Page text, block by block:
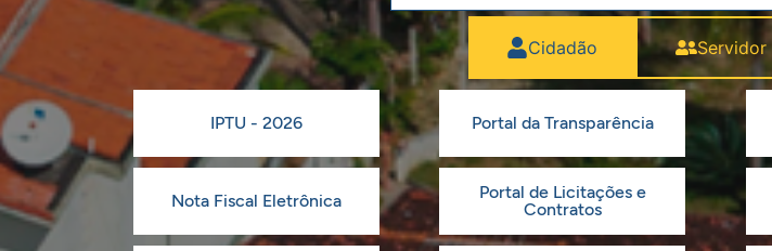
Cidadão Servidor
IPTU - 2026 Portal da Transparência
Nota Fiscal Eletrônica
Portal de Licitações e
Contratos